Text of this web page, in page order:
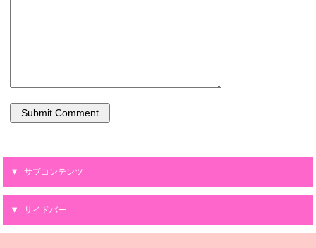
サブコンテンツ
サイドバー